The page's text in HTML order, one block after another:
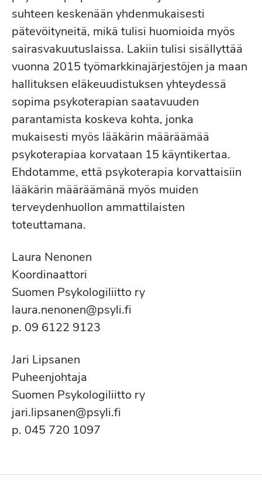
suhteen keskenään yhdenmukaisesti
pätevöityneitä, mikä tulisi huomioida myös
sairasvakuutuslaissa. Lakiin tulisi sisällyttää
vuonna 2015 työmarkkinajärjestöjen ja maan
hallituksen eläkeuudistuksen yhteydessä
sopima psykoterapian saatavuuden
parantamista koskeva kohta, jonka
mukaisesti myös lääkärin määräämää
psykoterapiaa korvataan 15 käyntikertaa.
Ehdotamme, että psykoterapia korvattaisiin
lääkärin määräämänä myös muiden
terveydenhuollon ammattilaisten
toteuttamana.
Laura Nenonen
Koordinaattori
Suomen Psykologiliitto ry
p. 09 6122 9123
Jari Lipsanen
Puheenjohtaja
Suomen Psykologiliitto ry
jari.lipsanen@psyli.fi
p. 045 720 1097